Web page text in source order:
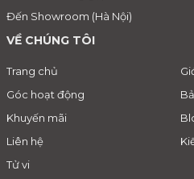
Đến Showroom (Hà Nội)
VỀ CHÚNG TÔI
Trang chủ
Góc hoạt động
Khuyến mãi
Liên hệ
Tử vi